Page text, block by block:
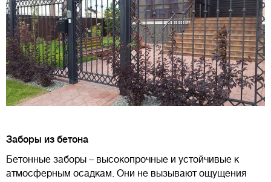
Заборы из бетона
Бетонные заборы – высокопрочные и устойчивые к
атмосферным осадкам. Они не вызывают ощущения